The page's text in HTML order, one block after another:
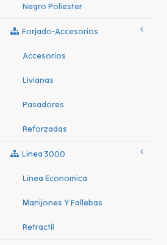
Negro Poliester
Forjado-Accesorios
Accesorios
Livianas
Pasadores
Reforzadas
Linea 3000
Linea Economica
Manijones Y Fallebas
Retractil